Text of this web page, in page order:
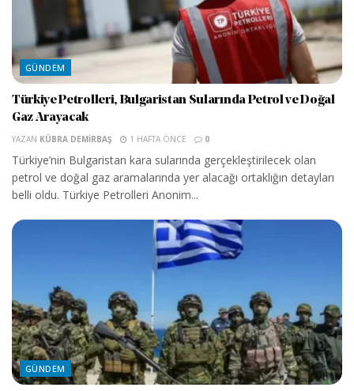
GÜNDEM
Türkiye Petrolleri, Bulgaristan Sularında Petrol ve Doğal
Gaz Arayacak
YAZAN KÜBRA DEMIRBAŞ 1 HAFTA ÖNCE 0
Türkiye’nin Bulgaristan kara sularında gerçekleştirilecek olan
petrol ve doğal gaz aramalarında yer alacağı ortaklığın detayları
belli oldu. Türkiye Petrolleri Anonim...
GÜNDEM